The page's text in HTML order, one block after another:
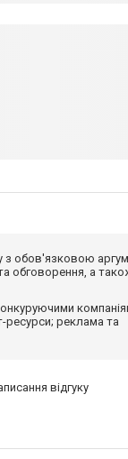
з обов'язковою
обговорення, а
ресурси; реклама та
відгуку